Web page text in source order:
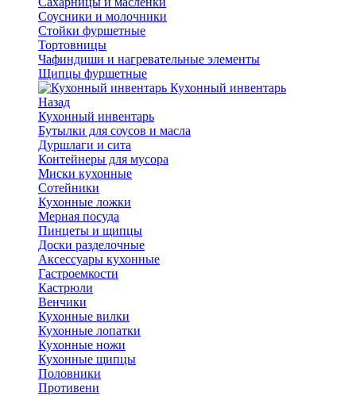
Соусники и молочники
Стойки фуршетные
Тортовницы
Чафиндиши и нагревательные элементы
Щипцы фуршетные
Кухонный инвентарь
Назад
Кухонный инвентарь
Бутылки для соусов и масла
Дуршлаги и сита
Контейнеры для мусора
Миски кухонные
Сотейники
Кухонные ложки
Мерная посуда
Пинцеты и щипцы
Доски разделочные
Аксессуары кухонные
Гастроемкости
Кастрюли
Венчики
Кухонные вилки
Кухонные лопатки
Кухонные ножи
Кухонные щипцы
Половники
Противени